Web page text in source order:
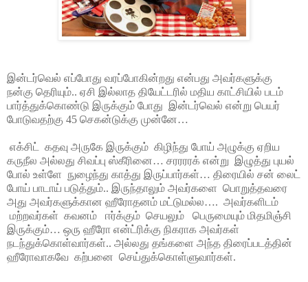
இன்டர்வெல் எப்போது வரப்போகின்றது என்பது அவர்களுக்கு
நன்கு தெரியும்.. ஏசி இல்லாத தியேட்டரில் மதிய காட்சியில் படம்
பார்த்துக்கொண்டு இருக்கும் போது இன்டர்வெல் என்று பெயர்
போடுவதற்கு 45 செகன்டுக்கு முன்னே…
எக்சிட் கதவு அருகே இருக்கும் கிழிந்து போய் அழுக்கு ஏறிய
கருநீல அல்லது சிவப்பு ஸ்கீரினை… சரரரரக் என்று இழுத்து புயல்
போல் உள்ளே நுழைந்து காத்து இருப்பார்கள்… திரையில் சன் லைட்
போய் பாடாய் படுத்தும்.. இருந்தாலும் அவர்களை பொறுத்தவரை
அது அவர்களுக்கான ஹீரோதனம் மட்டுமல்ல…. அவர்களிடம்
மற்றவர்கள் கவனம் ஈர்க்கும் செயலும் பெருமையும் மிதமிஞ்சி
இருக்கும்… ஒரு ஹீரோ என்ட்ரிக்கு நிகராக அவர்கள்
நடந்துக்கொள்வார்கள்.. அல்லது தங்களை அந்த திரைப்படத்தின்
ஹீரோவாகவே கற்பனை செய்துக்கொள்ளுவார்கள்.